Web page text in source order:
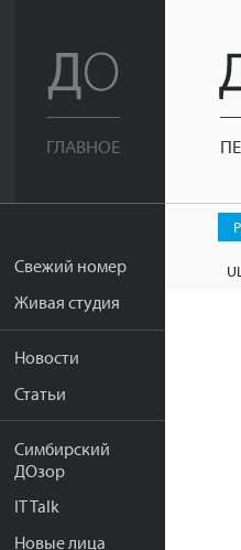
ГЛАВНОЕ
Свежий номер
Живая студия
Новости
Статьи
Симбирский
ДОзор
IT Talk
Новые лица